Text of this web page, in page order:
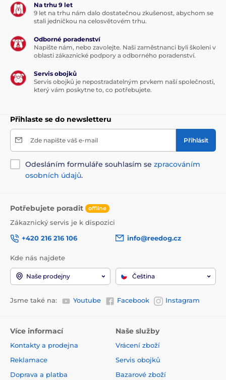
Na trhu 9 let
9 let na trhu nám dalo dostatečnou zkušenost, abychom se
stali jedničkou na celosvětovém trhu.
Odborné poradenství
Napište nám, nebo zavolejte. Naši zaměstnanci byli školeni v
oblasti zákaznické podpory a odborného poradenství.
Servis obojků
Servis obojků je nepostradatelným prvkem naší společnosti,
který vám poskytne to, co potřebujete.
Přihlaste se do newsletteru
Zde napište váš e-mail Přihlásit
Odesláním formuláře souhlasím se zpracováním
osobních údajů.
Potřebujete poradit offline
Zákaznický servis je k dispozici
+420 216 216 106
info@reedog.cz
Kde nás najdete
Naše prodejny Čeština
Jsme také na: Youtube Facebook Instagram
Více informací
Kontakty a prodejna
Reklamace
Doprava a platba
Naše služby
Vrácení zboží
Servis obojků
Bazarové zboží